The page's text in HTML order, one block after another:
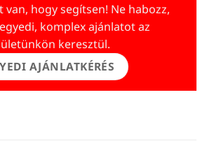
hogy segítsen! Ne habozz,
komplex ajánlatot az
keresztül.
AJÁNLATKÉRÉS